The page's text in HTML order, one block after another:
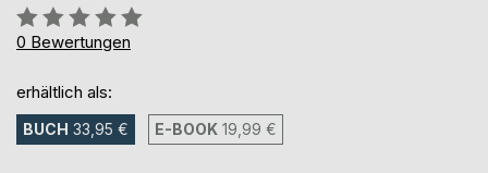
Bewertung::
0%
0 Bewertungen
erhältlich als:
BUCH 33,95 € E-BOOK 19,99 €